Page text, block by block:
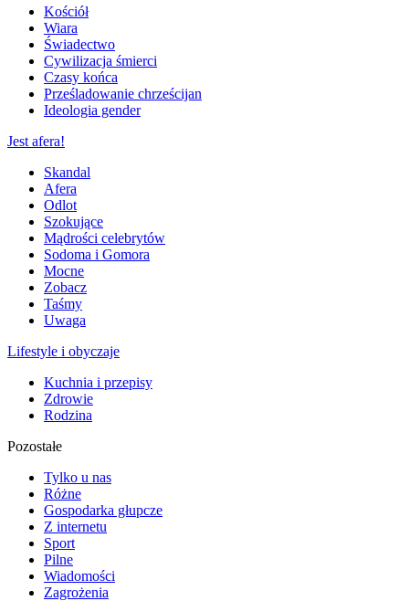
Kościół
Wiara
Świadectwo
Cywilizacja śmierci
Czasy końca
Prześladowanie chrześcijan
Ideologia gender
Jest afera!
Skandal
Afera
Odlot
Szokujące
Mądrości celebrytów
Sodoma i Gomora
Mocne
Zobacz
Taśmy
Uwaga
Lifestyle i obyczaje
Kuchnia i przepisy
Zdrowie
Rodzina
Pozostałe
Tylko u nas
Różne
Gospodarka głupcze
Z internetu
Sport
Pilne
Wiadomości
Zagrożenia